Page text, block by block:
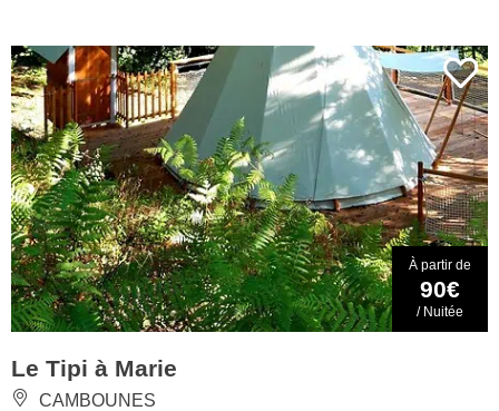
À partir de
90€
/ Nuitée
Le Tipi à Marie
CAMBOUNES